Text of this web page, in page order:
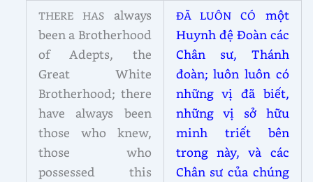
THERE HASalways
been a Brotherhood
of Adepts, the
Great White
Brotherhood; there
have always been
those who knew,
those who
possessed this
ĐÃ LUÔN CÓ một
Huynh đệ Đoàn các
Chân sư, Thánh
đoàn; luôn luôn có
những vị đã biết,
những vị sở hữu
minh triết bên
trong này, và các
Chân sư của chúng